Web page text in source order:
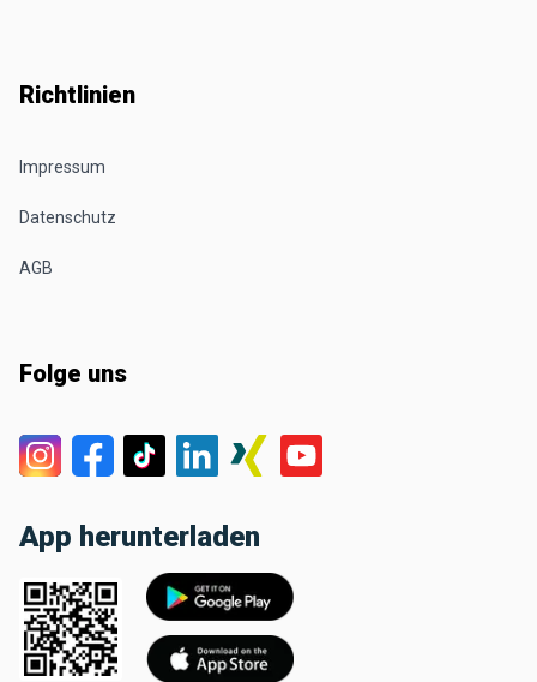
Richtlinien
Impressum
Datenschutz
AGB
Folge uns
App herunterladen